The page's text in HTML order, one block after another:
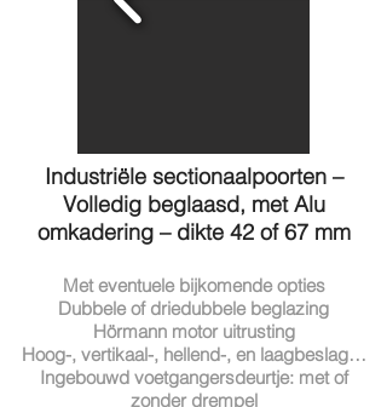
Industriële sectionaalpoorten –
Volledig beglaasd, met Alu
omkadering – dikte 42 of 67 mm
Met eventuele bijkomende opties
Dubbele of driedubbele beglazing
Hörmann motor uitrusting
Hoog-, vertikaal-, hellend-, en laagbeslag…
Ingebouwd voetgangersdeurtje: met of
zonder drempel